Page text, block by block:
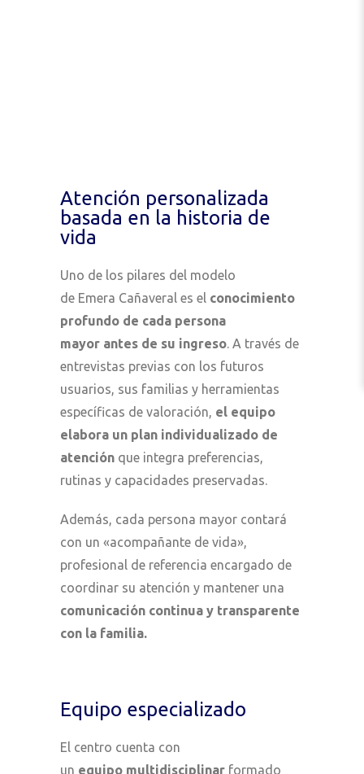
Atención personalizada
basada en la historia de
vida
Uno de los pilares del modelo
de Emera Cañaveral es el conocimiento
profundo de cada persona
mayor antes de su ingreso. A través de
entrevistas previas con los futuros
usuarios, sus familias y herramientas
específicas de valoración, el equipo
elabora un plan individualizado de
atención que integra preferencias,
rutinas y capacidades preservadas.
Además, cada persona mayor contará
con un «acompañante de vida»,
profesional de referencia encargado de
coordinar su atención y mantener una
comunicación continua y transparente
con la familia.
Equipo especializado
El centro cuenta con
un equipo multidisciplinar formado